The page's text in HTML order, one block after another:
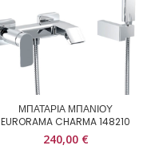
ΜΠΑΤΑΡΙΑ ΜΠΑΝΙΟΥ
EURORAMA CHARMA 148210
240,00 €